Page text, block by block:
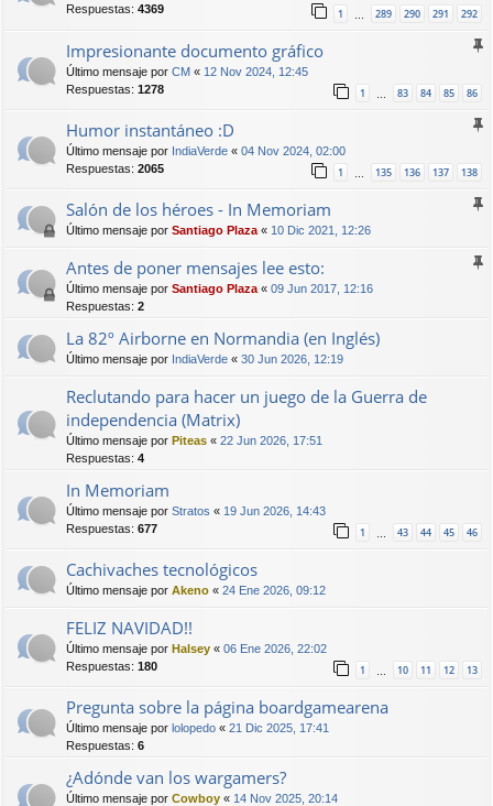
Respuestas: 4369 1 289 290 291 292
Impresionante documento gráfico
Último mensaje por CM « 12 Nov 2024, 12:45
Respuestas: 1278 1 83 84 85 86
Humor instantáneo :D
Último mensaje por IndiaVerde « 04 Nov 2024, 02:00
Respuestas: 2065 1 135 136 137 138
Salón de los héroes - In Memoriam
Último mensaje por Santiago Plaza « 10 Dic 2021, 12:26
Antes de poner mensajes lee esto:
Último mensaje por Santiago Plaza « 09 Jun 2017, 12:16
Respuestas: 2
La 82º Airborne en Normandia (en Inglés)
Último mensaje por IndiaVerde « 30 Jun 2026, 12:19
Reclutando para hacer un juego de la Guerra de
independencia (Matrix)
Último mensaje por Piteas « 22 Jun 2026, 17:51
Respuestas: 4
In Memoriam
Último mensaje por Stratos « 19 Jun 2026, 14:43
Respuestas: 677 1 43 44 45 46
Cachivaches tecnológicos
Último mensaje por Akeno « 24 Ene 2026, 09:12
FELIZ NAVIDAD!!
Último mensaje por Halsey « 06 Ene 2026, 22:02
Respuestas: 180 1 10 11 12 13
Pregunta sobre la página boardgamearena
Último mensaje por lolopedo « 21 Dic 2025, 17:41
Respuestas: 6
¿Adónde van los wargamers?
Último mensaje por Cowboy « 14 Nov 2025, 20:14